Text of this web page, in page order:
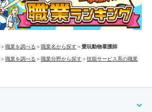
＞職業を調べる ＞職業名から探す＞愛玩動物看護師
＞職業を調べる ＞職業分野から探す＞技能サービス系の職業